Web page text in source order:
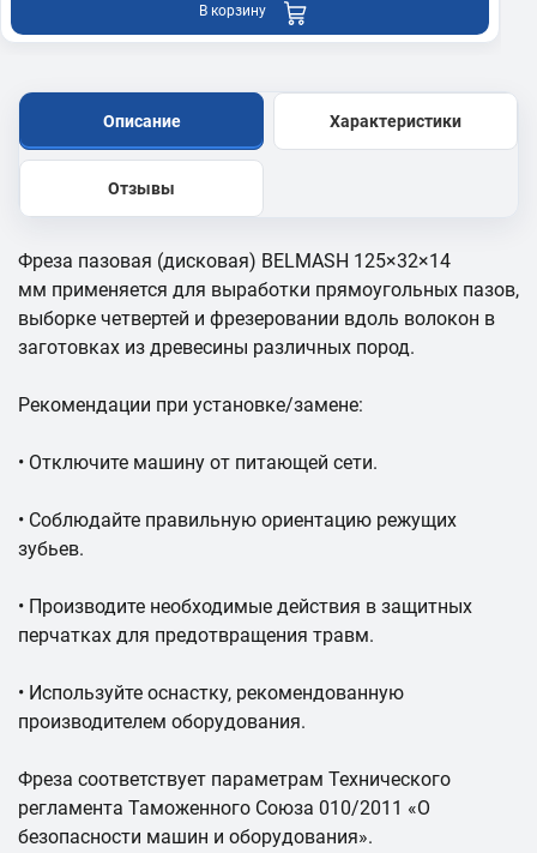
В корзину
Описание Характеристики
Отзывы
Фреза пазовая (дисковая) BELMASH 125×32×14
мм применяется для выработки прямоугольных пазов,
выборке четвертей и фрезеровании вдоль волокон в
заготовках из древесины различных пород.
Рекомендации при установке/замене:
• Отключите машину от питающей сети.
• Соблюдайте правильную ориентацию режущих
зубьев.
• Производите необходимые действия в защитных
перчатках для предотвращения травм.
• Используйте оснастку, рекомендованную
производителем оборудования.
Фреза соответствует параметрам Технического
регламента Таможенного Союза 010/2011 «О
безопасности машин и оборудования».